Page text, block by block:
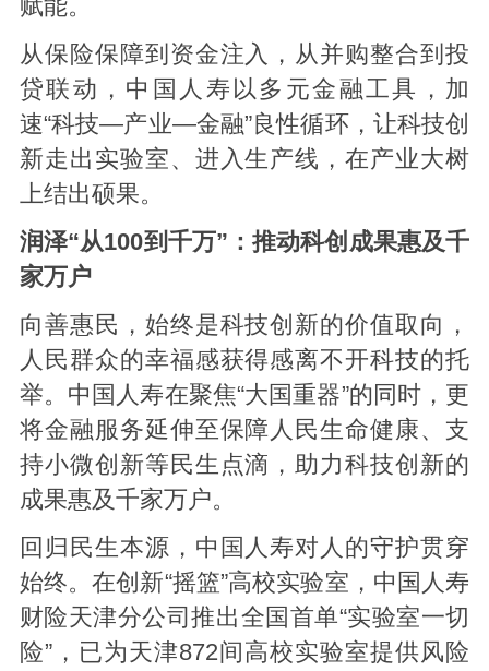
赋能。
从保险保障到资金注入，从并购整合到投
贷联动，中国人寿以多元金融工具，加
速“科技—产业—金融”良性循环，让科技创
新走出实验室、进入生产线，在产业大树
上结出硕果。
润泽“从100到千万”：推动科创成果惠及千
家万户
向善惠民，始终是科技创新的价值取向，
人民群众的幸福感获得感离不开科技的托
举。中国人寿在聚焦“大国重器”的同时，更
将金融服务延伸至保障人民生命健康、支
持小微创新等民生点滴，助力科技创新的
成果惠及千家万户。
回归民生本源，中国人寿对人的守护贯穿
始终。在创新“摇篮”高校实验室，中国人寿
财险天津分公司推出全国首单“实验室一切
险”，已为天津872间高校实验室提供风险